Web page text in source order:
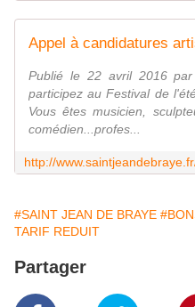
Appel à candidatures
Publié le 22 avril 2016 par
participez au Festival de
Vous êtes musicien,
comédien...profes...
#SAINT JEAN DE BRAYE
TARIF REDUIT
Partager